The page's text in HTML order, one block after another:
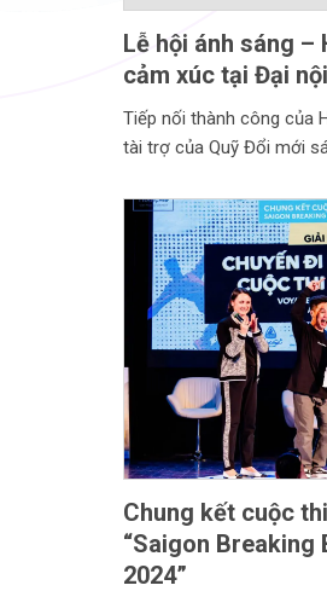
Lễ hội ánh sáng
cảm xúc tại Đại
Tiếp nối thành công của
tài trợ của Quỹ Đổi mới
Chung kết cuộc
“Saigon
2024”